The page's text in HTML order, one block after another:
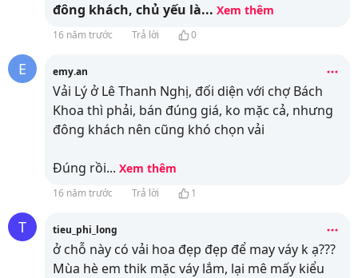
đông khách, chủ yếu là... Xem thêm
16 năm trước Trả lời 0
E emy.an
Vải Lý ở Lê Thanh Nghị, đối diện với chợ Bách
Khoa thì phải, bán đúng giá, ko mặc cả, nhưng
đông khách nên cũng khó chọn vải
Đúng rồi... Xem thêm
16 năm trước Trả lời 1
T tieu_phi_long
ở chỗ này có vải hoa đẹp đẹp để may váy k ạ???
Mùa hè em thik mặc váy lắm, lại mê mấy kiểu